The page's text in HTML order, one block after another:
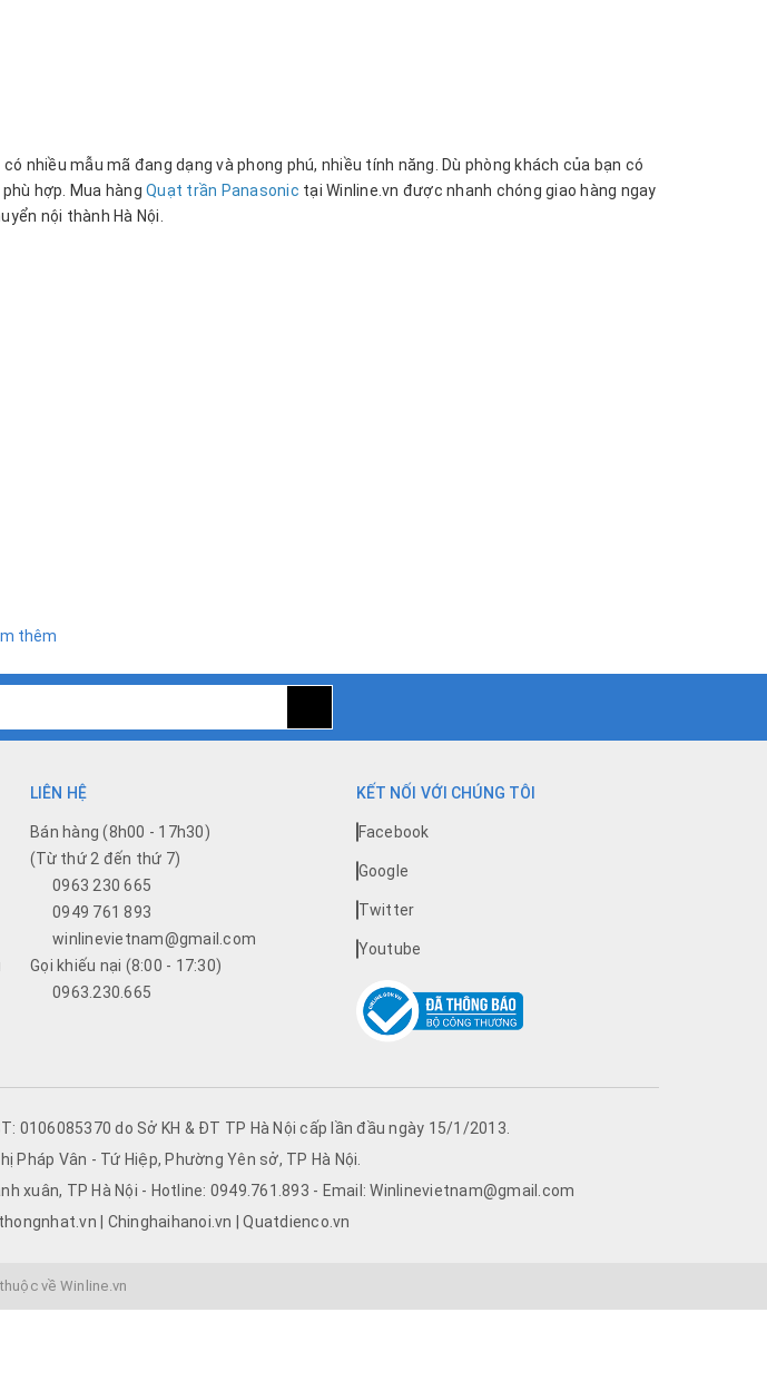
mẫu mã đang dạng và phong phú, nhiều tính năng. Dù phòng khách của bạn có
hợp. Mua hàng Quạt trần Panasonic tại Winline.vn được nhanh chóng giao hàng ngay
nội thành Hà Nội.
thêm
LIÊN HỆ
Bán hàng (8h00 - 17h30)
(Từ thứ 2 đến thứ 7)
0963 230 665
0949 761 893
winlinevietnam@gmail.com
Gọi khiếu nại (8:00 - 17:30)
0963.230.665
KẾT NỐI VỚI CHÚNG TÔI
Facebook
Google
Twitter
Youtube
0106085370 do Sở KH & ĐT TP Hà Nội cấp lần đầu ngày 15/1/2013.
Pháp Vân - Tứ Hiệp, Phường Yên sở, TP Hà Nội.
xuân, TP Hà Nội - Hotline: 0949.761.893 - Email: Winlinevietnam@gmail.com
| Chinghaihanoi.vn | Quatdienco.vn
về Winline.vn